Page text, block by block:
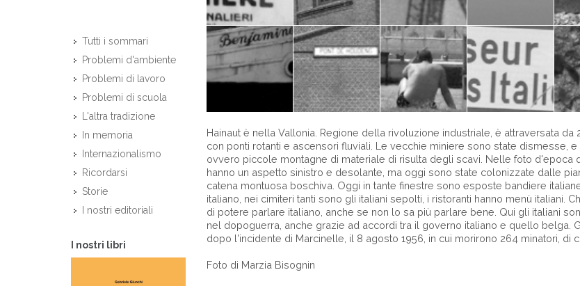
Tutti i sommari
Problemi d'ambiente
Problemi di lavoro
Problemi di scuola
L'altra tradizione
In memoria
Internazionalismo
Ricordarsi
Storie
I nostri editoriali
I nostri libri
Hainaut è nella Vallonia. Regione della rivoluzione industriale, è attraversata da
con ponti rotanti e ascensori fluviali. Le vecchie miniere sono state dismesse,
ovvero piccole montagne di materiale di risulta degli scavi. Nelle foto d'epoca
hanno un aspetto sinistro e desolante, ma oggi sono state colonizzate dalle
catena montuosa boschiva. Oggi in tante finestre sono esposte bandiere
italiano, nei cimiteri tanti sono gli italiani sepolti, i ristoranti hanno menù italiani.
di potere parlare italiano, anche se non lo sa più parlare bene. Qui gli italiani
nel dopoguerra, anche grazie ad accordi tra il governo italiano e quello belga.
dopo l'incidente di Marcinelle, il 8 agosto 1956, in cui morirono 264 minatori, di
Foto di Marzia Bisognin